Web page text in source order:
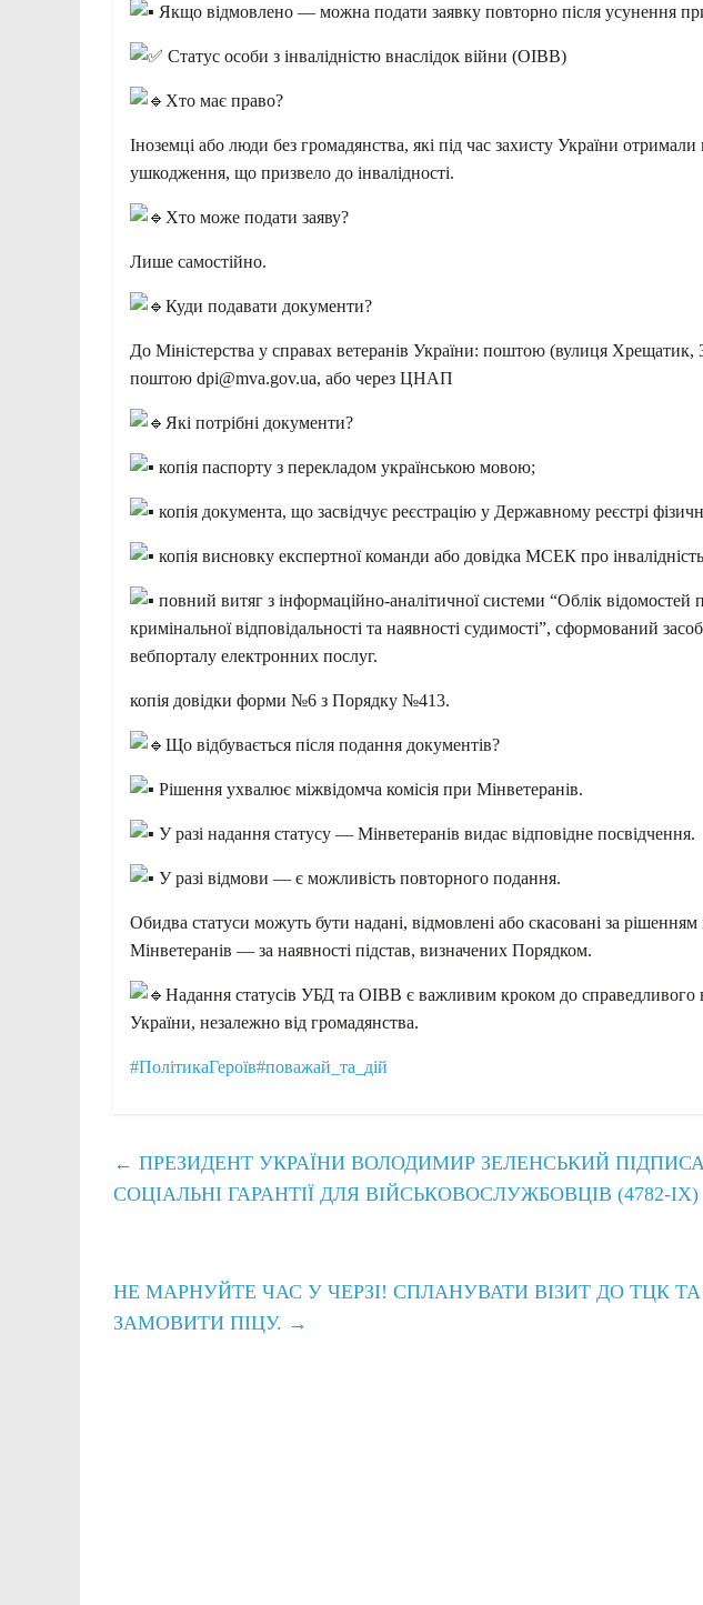
Якщо відмовлено — можна подати заявку повторно після усунення
Статус особи з інвалідністю внаслідок війни (ОІВВ)
Хто має право?
Іноземці або люди без громадянства, які під час захисту України
ушкодження, що призвело до інвалідності.
Хто може подати заяву?
Лише самостійно.
Куди подавати документи?
До Міністерства у справах ветеранів України: поштою (вулиця
поштою dpi@mva.gov.ua, або через ЦНАП
Які потрібні документи?
копія паспорту з перекладом українською мовою;
копія документа, що засвідчує реєстрацію у Державному реєстрі
копія висновку експертної команди або довідка МСЕК про
повний витяг з інформаційно-аналітичної системи “Облік
кримінальної відповідальності та наявності судимості”, сформований
вебпорталу електронних послуг.
копія довідки форми №6 з Порядку №413.
Що відбувається після подання документів?
Рішення ухвалює міжвідомча комісія при Мінветеранів.
У разі надання статусу — Мінветеранів видає відповідне посвідчення.
У разі відмови — є можливість повторного подання.
Обидва статуси можуть бути надані, відмовлені або скасовані за рішенням
Мінветеранів — за наявності підстав, визначених Порядком.
Надання статусів УБД та ОІВВ є важливим кроком до справедливого
України, незалежно від громадянства.
#ПолітикаГероїв#поважай_та_дій
← ПРЕЗИДЕНТ УКРАЇНИ ВОЛОДИМИР ЗЕЛЕНСЬКИЙ
СОЦІАЛЬНІ ГАРАНТІЇ ДЛЯ ВІЙСЬКОВОСЛУЖБОВЦІВ (4782-IX)
НЕ МАРНУЙТЕ ЧАС У ЧЕРЗІ! СПЛАНУВАТИ ВІЗИТ ДО ТЦК
ЗАМОВИТИ ПІЦУ. →